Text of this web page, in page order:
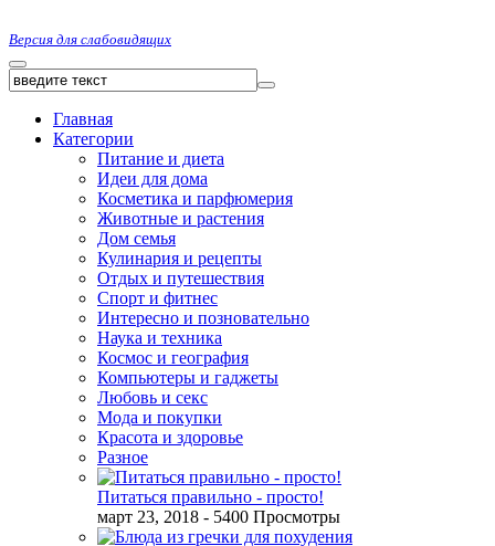
Версия для слабовидящих
Главная
Категории
Питание и диета
Идеи для дома
Косметика и парфюмерия
Животные и растения
Дом семья
Кулинария и рецепты
Отдых и путешествия
Спорт и фитнес
Интересно и позновательно
Наука и техника
Космос и география
Компьютеры и гаджеты
Любовь и секс
Мода и покупки
Красота и здоровье
Разное
Питаться правильно - просто!
март 23, 2018 - 5400 Просмотры